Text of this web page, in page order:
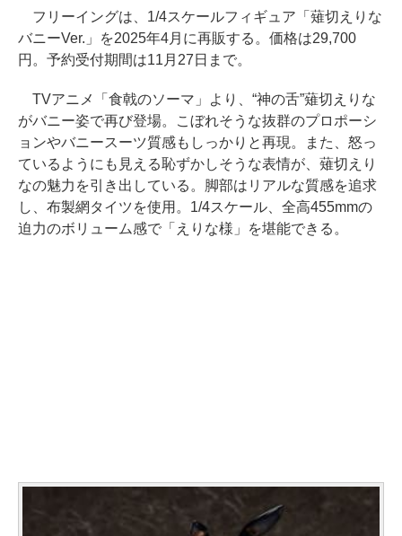
フリーイングは、1/4スケールフィギュア「薙切えりな
バニーVer.」を2025年4月に再販する。価格は29,700
円。予約受付期間は11月27日まで。
TVアニメ「食戟のソーマ」より、“神の舌”薙切えりな
がバニー姿で再び登場。こぼれそうな抜群のプロポーシ
ョンやバニースーツ質感もしっかりと再現。また、怒っ
ているようにも見える恥ずかしそうな表情が、薙切えり
なの魅力を引き出している。脚部はリアルな質感を追求
し、布製網タイツを使用。1/4スケール、全高455mmの
迫力のボリューム感で「えりな様」を堪能できる。